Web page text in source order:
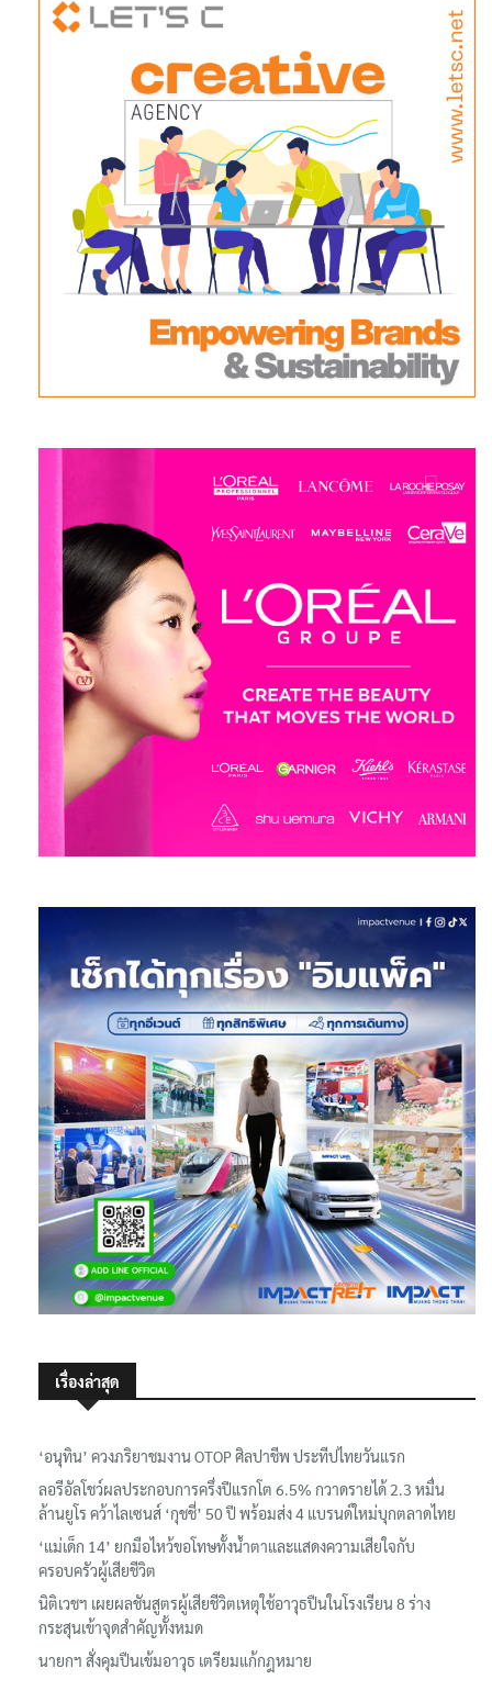
เรื่องล่าสุด
‘อนุทิน’ ควงภริยาชมงาน OTOP ศิลปาชีพ ประทีปไทยวันแรก
ลอรีอัลโชว์ผลประกอบการครึ่งปีแรกโต 6.5% กวาดรายได้ 2.3 หมื่น
ล้านยูโร คว้าไลเซนส์ ‘กุชชี่’ 50 ปี พร้อมส่ง 4 แบรนด์ใหม่บุกตลาดไทย
‘แม่เด็ก 14’ ยกมือไหว้ขอโทษทั้งน้ำตาและแสดงความเสียใจกับ
ครอบครัวผู้เสียชีวิต
นิติเวชฯ เผยผลชันสูตรผู้เสียชีวิตเหตุใช้อาวุธปืนในโรงเรียน 8 ร่าง
กระสุนเข้าจุดสำคัญทั้งหมด
นายกฯ สั่งคุมปืนเข้มอาวุธ เตรียมแก้กฎหมาย